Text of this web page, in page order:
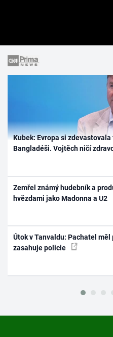
Kubek: Evropa si
Bangladéši. Vojtěch ničí
Zemřel známý hudebník a
hvězdami jako Madonna a U2
Útok v Tanvaldu: Pachatel
zasahuje policie